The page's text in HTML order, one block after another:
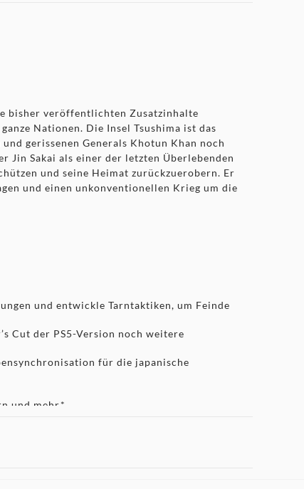
bisher veröffentlichten Zusatzinhalte
Nationen. Die Insel Tsushima ist das
gerissenen Generals Khotun Khan noch
Jin Sakai als einer der letzten Überlebenden
und seine Heimat zurückzuerobern. Er
und einen unkonventionellen Krieg um die
und entwickle Tarntaktiken, um Feinde
Cut der PS5-Version noch weitere
für die japanische
und mehr.*